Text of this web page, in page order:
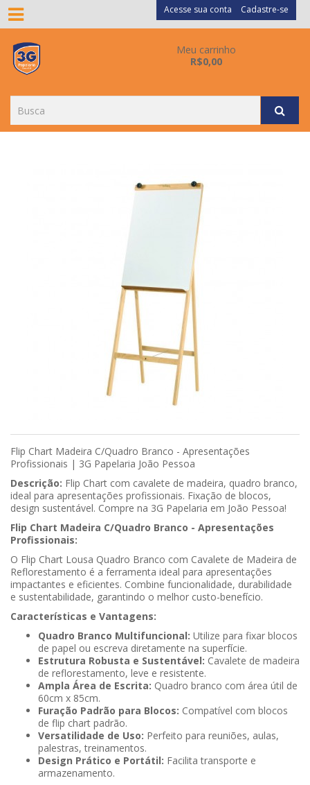
Acesse sua conta Cadastre-se
Meu carrinho
R$0,00
Flip Chart Madeira C/Quadro Branco - Apresentações
Profissionais | 3G Papelaria João Pessoa
Descrição: Flip Chart com cavalete de madeira, quadro branco,
ideal para apresentações profissionais. Fixação de blocos,
design sustentável. Compre na 3G Papelaria em João Pessoa!
Flip Chart Madeira C/Quadro Branco - Apresentações
Profissionais:
O Flip Chart Lousa Quadro Branco com Cavalete de Madeira de
Reflorestamento é a ferramenta ideal para apresentações
impactantes e eficientes. Combine funcionalidade, durabilidade
e sustentabilidade, garantindo o melhor custo-benefício.
Características e Vantagens:
Quadro Branco Multifuncional: Utilize para fixar blocos
de papel ou escreva diretamente na superfície.
Estrutura Robusta e Sustentável: Cavalete de madeira
de reflorestamento, leve e resistente.
Ampla Área de Escrita: Quadro branco com área útil de
60cm x 85cm.
Furação Padrão para Blocos: Compatível com blocos
de flip chart padrão.
Versatilidade de Uso: Perfeito para reuniões, aulas,
palestras, treinamentos.
Design Prático e Portátil: Facilita transporte e
armazenamento.